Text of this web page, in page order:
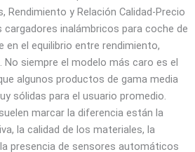
Rendimiento y Relación Calidad-Precio
inalámbricos para coche de
en el equilibrio entre rendimiento,
No siempre el modelo más caro es el
algunos productos de gama media
sólidas para el usuario promedio.
marcar la diferencia están la
la calidad de los materiales, la
presencia de sensores automáticos